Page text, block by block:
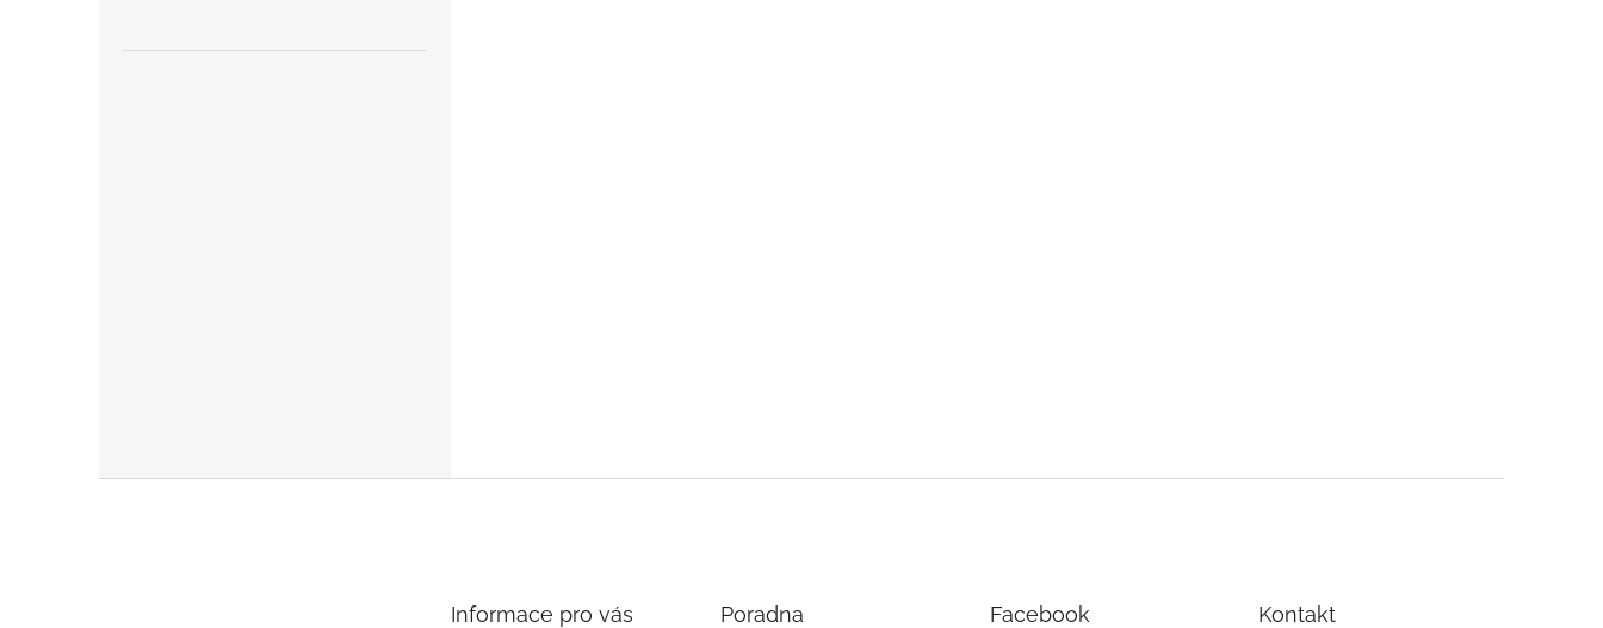
Informace pro vás Poradna Facebook Kontakt